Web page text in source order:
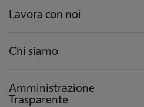
Lavora con noi
Chi siamo
Amministrazione
Trasparente